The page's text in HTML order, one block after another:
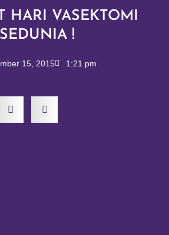
HARI VASEKTOMI
SEDUNIA !
15, 2015
1:21 pm